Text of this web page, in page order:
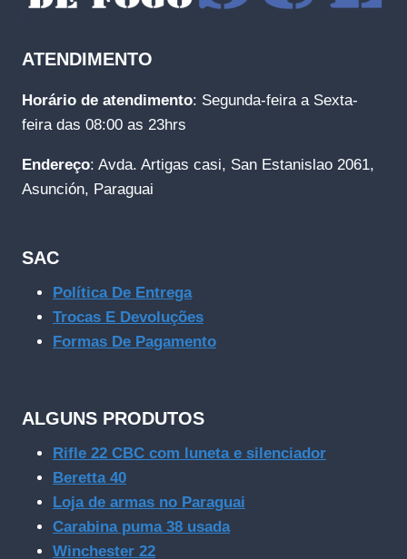
ATENDIMENTO
Horário de atendimento: Segunda-feira a Sexta-
feira das 08:00 as 23hrs
Endereço: Avda. Artigas casi, San Estanislao 2061,
Asunción, Paraguai
SAC
Política De Entrega
Trocas E Devoluções
Formas De Pagamento
ALGUNS PRODUTOS
Rifle 22 CBC com luneta e silenciador
Beretta 40
Loja de armas no Paraguai
Carabina puma 38 usada
Winchester 22